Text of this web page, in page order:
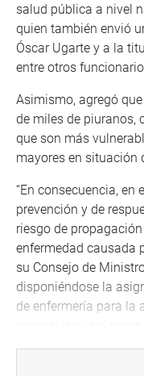
salud pública a nivel
quien también envió
Óscar Ugarte y a la
entre otros
Asimismo, agregó
de miles de piuranos,
que son más
mayores en situación
“En consecuencia,
prevención y de
riesgo de
enfermedad causada
su Consejo de
disponiéndose la
de enfermería para la
camas UCI, de
moleculares (PCR),